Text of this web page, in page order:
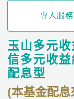
專人服務
玉山多元
信多元收
配息型
(本基金配